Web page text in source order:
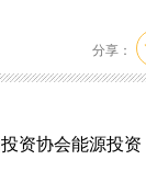
分享：
资协会能源投资